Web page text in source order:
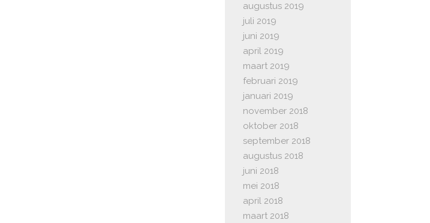
augustus 2019
juli 2019
juni 2019
april 2019
maart 2019
februari 2019
januari 2019
november 2018
oktober 2018
september 2018
augustus 2018
juni 2018
mei 2018
april 2018
maart 2018